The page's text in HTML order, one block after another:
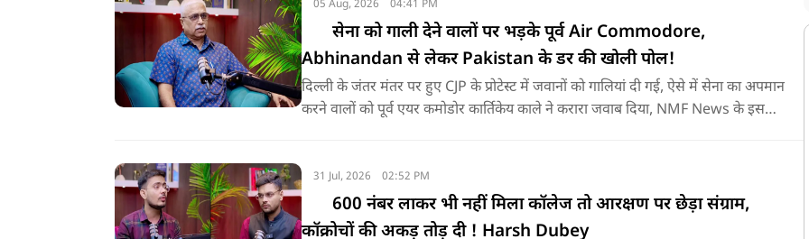
05 Aug, 2026 04:41 PM
सेना को गाली देने वालों पर भड़के पूर्व Air Commodore,
Abhinandan से लेकर Pakistan के डर की खोली पोल!
दिल्ली के जंतर मंतर पर हुए CJP के प्रोटेस्ट में जवानों को गालियां दी गई, ऐसे में सेना का अपमान
करने वालों को पूर्व एयर कमोडोर कार्तिकेय काले ने करारा जवाब दिया, NMF News के इस
सुनिए
31 Jul, 2026 02:52 PM
600 नंबर लाकर भी नहीं मिला कॉलेज तो आरक्षण पर छेड़ा संग्राम,
कॉक्रोचों की अकड़ तोड़ दी ! Harsh Dubey